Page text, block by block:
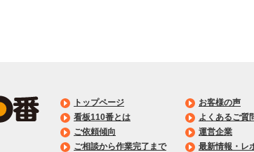
トップページ
看板110番とは
ご依頼傾向
ご相談から作業完了まで
お客様の声
よくあるご質
運営企業
最新情報・レ